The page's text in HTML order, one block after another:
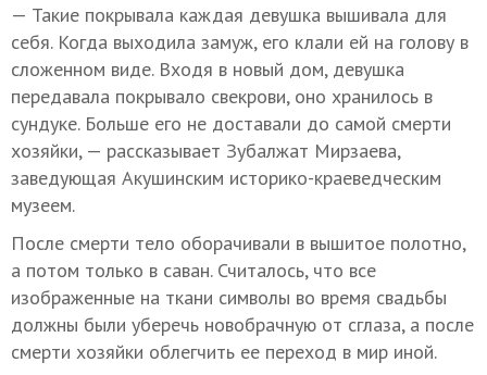
— Такие покрывала каждая девушка вышивала для
себя. Когда выходила замуж, его клали ей на голову в
сложенном виде. Входя в новый дом, девушка
передавала покрывало свекрови, оно хранилось в
сундуке. Больше его не доставали до самой смерти
хозяйки, — рассказывает Зубалжат Мирзаева,
заведующая Акушинским историко-краеведческим
музеем.
После смерти тело оборачивали в вышитое полотно,
а потом только в саван. Считалось, что все
изображенные на ткани символы во время свадьбы
должны были уберечь новобрачную от сглаза, а после
смерти хозяйки облегчить ее переход в мир иной.